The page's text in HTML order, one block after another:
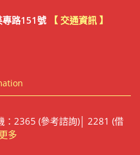
路151號 【 交通資訊 】
2365 (參考諮詢)│ 2281 (借
更多